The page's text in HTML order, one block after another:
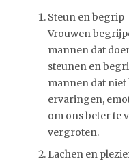
Steun en begrip
Vrouwen
mannen dat
steunen en
mannen dat
ervaringen,
om ons beter te
vergroten.
Lachen en